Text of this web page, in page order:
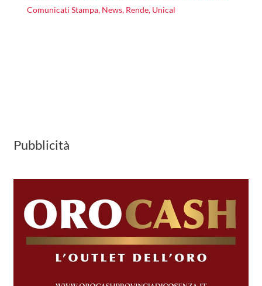
Comunicati Stampa, News, Rende, Unical
Pubblicità